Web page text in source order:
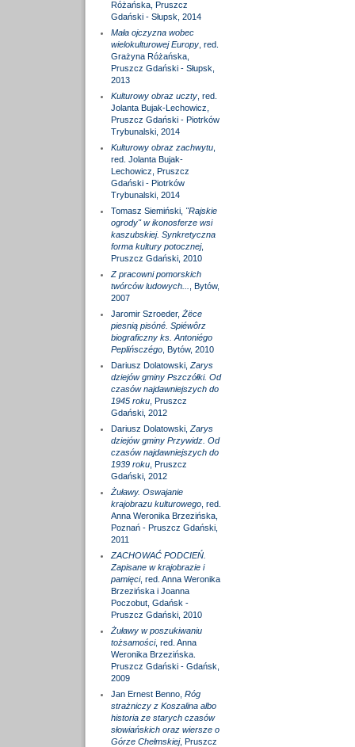
Różańska, Pruszcz
Gdański - Słupsk, 2014
Mała ojczyzna wobec
wielokulturowej Europy, red.
Grażyna Różańska,
Pruszcz Gdański - Słupsk,
2013
Kulturowy obraz uczty, red.
Jolanta Bujak-Lechowicz,
Pruszcz Gdański - Piotrków
Trybunalski, 2014
Kulturowy obraz zachwytu,
red. Jolanta Bujak-
Lechowicz, Pruszcz
Gdański - Piotrków
Trybunalski, 2014
Tomasz Siemiński, "Rajskie
ogrody" w ikonosferze wsi
kaszubskiej. Synkretyczna
forma kultury potocznej,
Pruszcz Gdański, 2010
Z pracowni pomorskich
twórców ludowych...
, Bytów,
2007
Jaromir Szroeder, Żëce
piesnią pisóné. Spiéwôrz
biograficzny ks. Antoniégo
Peplińsczégo, Bytów, 2010
Dariusz Dolatowski, Zarys
dziejów gminy Pszczółki. Od
czasów najdawniejszych do
1945 roku, Pruszcz
Gdański, 2012
Dariusz Dolatowski, Zarys
dziejów gminy Przywidz. Od
czasów najdawniejszych do
1939 roku, Pruszcz
Gdański, 2012
Żuławy. Oswajanie
krajobrazu kulturowego, red.
Anna Weronika Brzezińska,
Poznań - Pruszcz Gdański,
2011
ZACHOWAĆ PODCIEŃ.
Zapisane w krajobrazie i
pamięci, red. Anna Weronika
Brzezińska i Joanna
Poczobut, Gdańsk -
Pruszcz Gdański, 2010
Żuławy w poszukiwaniu
tożsamości, red. Anna
Weronika Brzezińska.
Pruszcz Gdański - Gdańsk,
2009
Jan Ernest Benno, Róg
strażniczy z Koszalina albo
historia ze starych czasów
słowiańskich oraz wiersze o
Górze Chełmskiej, Pruszcz